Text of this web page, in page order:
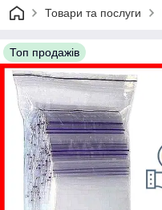
Товари та послуги
Топ продажів